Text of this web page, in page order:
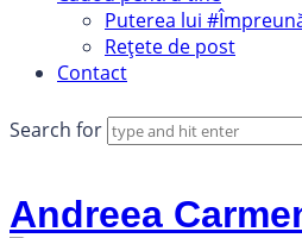
Puterea lui
Rețete de post
Contact
Search for
Andreea